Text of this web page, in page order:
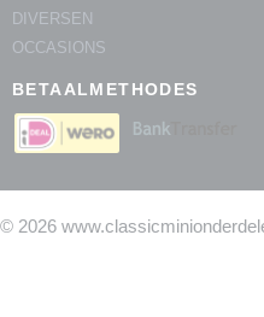
DIVERSEN
OCCASIONS
BETAALMETHODES
© 2026